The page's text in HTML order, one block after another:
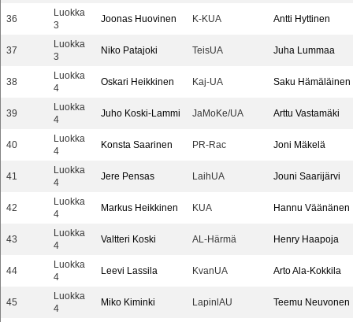
36
Luokka
3
Joonas Huovinen K-KUA Antti Hyttinen
37
Luokka
3
Niko Patajoki TeisUA Juha Lummaa
38
Luokka
4
Oskari Heikkinen Kaj-UA Saku Hämäläinen
39
Luokka
4
Juho Koski-Lammi JaMoKe/UA Arttu Vastamäki
40
Luokka
4
Konsta Saarinen PR-Rac Joni Mäkelä
41
Luokka
4
Jere Pensas LaihUA Jouni Saarijärvi
42
Luokka
4
Markus Heikkinen KUA Hannu Väänänen
43
Luokka
4
Valtteri Koski AL-Härmä Henry Haapoja
44
Luokka
4
Leevi Lassila KvanUA Arto Ala-Kokkila
45
Luokka
4
Miko Kiminki LapinlAU Teemu Neuvonen